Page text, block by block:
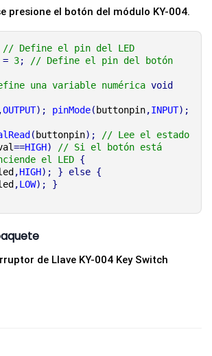
presione el botón del módulo KY-004.
// Define el pin del LED
= 3;
// Define el pin del botón
una variable numérica void
,OUTPUT) ; pinMode( buttonpin,INPUT) ;
( buttonpin) ;
// Lee el estado
==HIGH)
// Si el botón está
el LED {
,HIGH) ; } else {
,LOW) ;
}
de Llave KY-004 Key Switch